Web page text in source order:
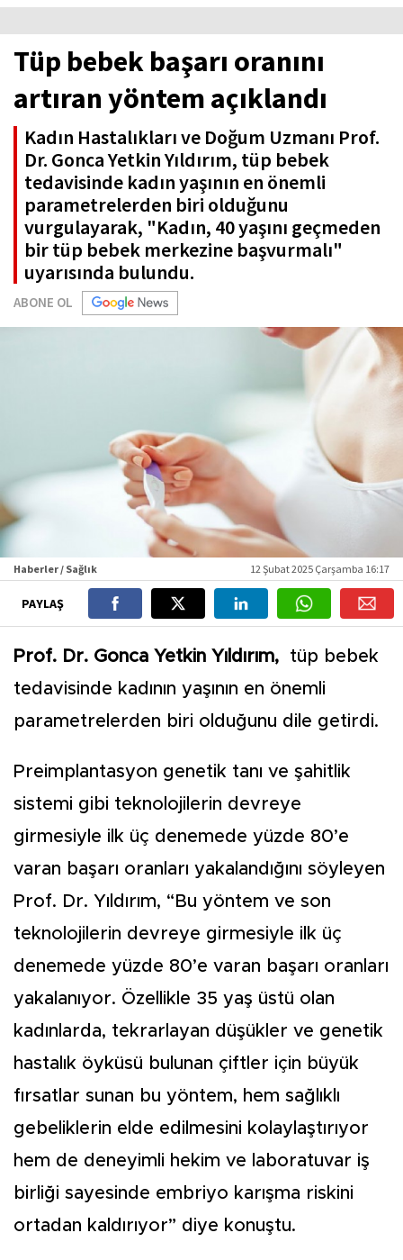
Tüp bebek başarı oranını
artıran yöntem açıklandı
Kadın Hastalıkları ve Doğum Uzmanı Prof.
Dr. Gonca Yetkin Yıldırım, tüp bebek
tedavisinde kadın yaşının en önemli
parametrelerden biri olduğunu
vurgulayarak, "Kadın, 40 yaşını geçmeden
bir tüp bebek merkezine başvurmalı"
uyarısında bulundu.
ABONE OL
Haberler / Sağlık 12 Şubat 2025 Çarşamba 16:17
PAYLAŞ
Prof. Dr. Gonca Yetkin Yıldırım, tüp bebek
tedavisinde kadının yaşının en önemli
parametrelerden biri olduğunu dile getirdi.
Preimplantasyon genetik tanı ve şahitlik
sistemi gibi teknolojilerin devreye
girmesiyle ilk üç denemede yüzde 80’e
varan başarı oranları yakalandığını söyleyen
Prof. Dr. Yıldırım, “Bu yöntem ve son
teknolojilerin devreye girmesiyle ilk üç
denemede yüzde 80’e varan başarı oranları
yakalanıyor. Özellikle 35 yaş üstü olan
kadınlarda, tekrarlayan düşükler ve genetik
hastalık öyküsü bulunan çiftler için büyük
fırsatlar sunan bu yöntem, hem sağlıklı
gebeliklerin elde edilmesini kolaylaştırıyor
hem de deneyimli hekim ve laboratuvar iş
birliği sayesinde embriyo karışma riskini
ortadan kaldırıyor” diye konuştu.